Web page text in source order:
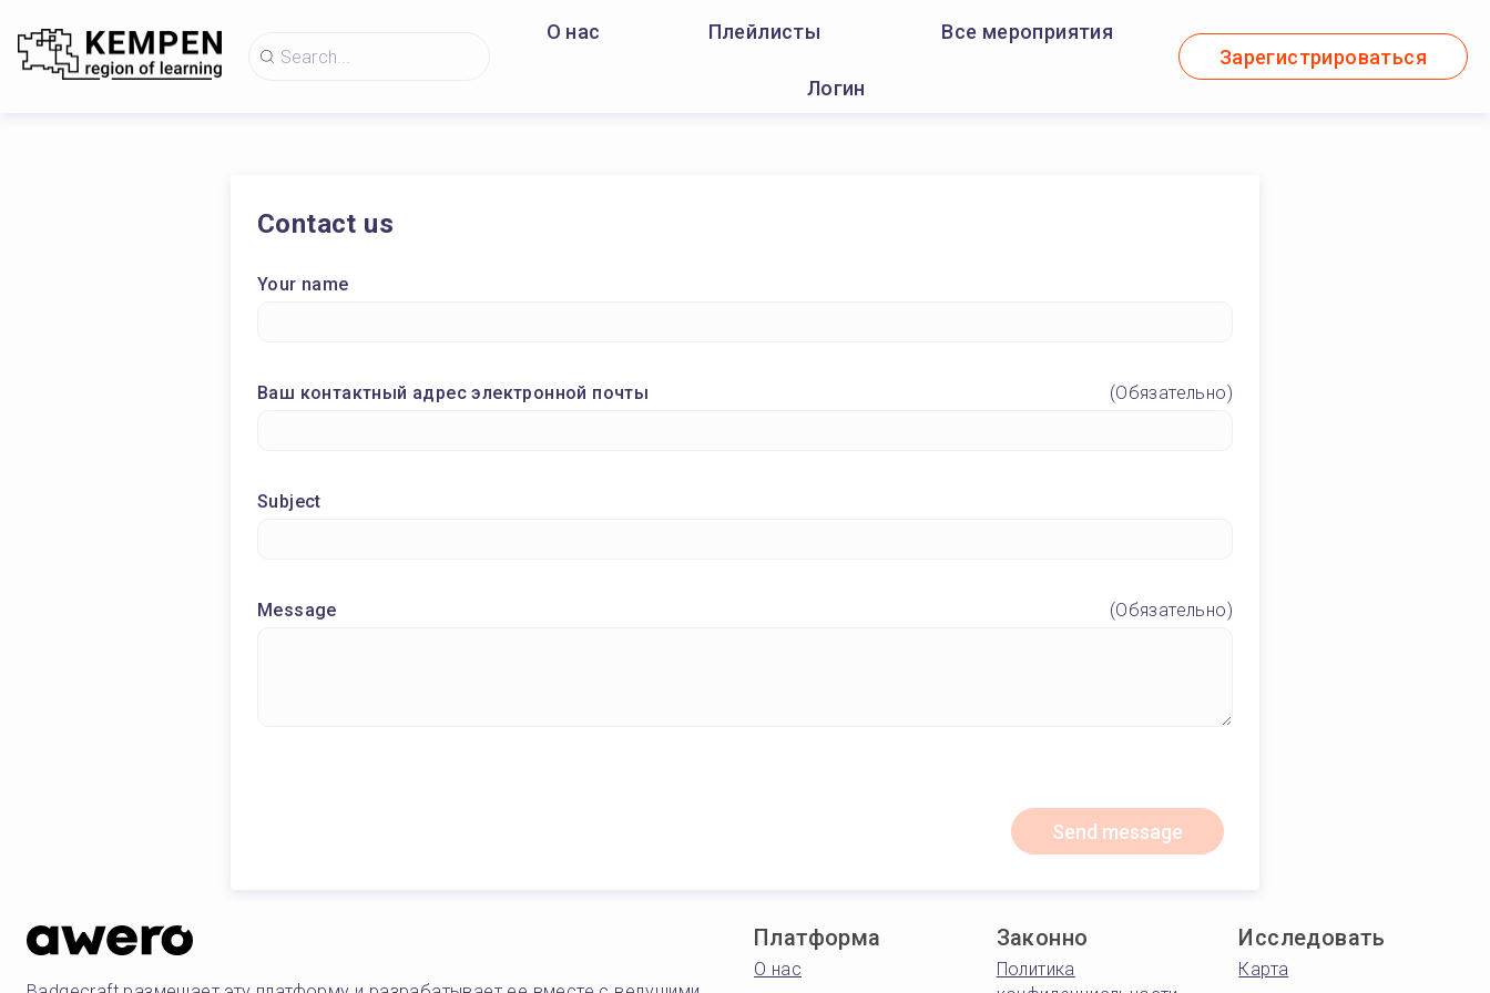
О нас Плейлисты Все мероприятия
Логин
Зарегистрироваться
Contact us
Your name
Ваш контактный адрес электронной почты (Обязательно)
Subject
Message (Обязательно)
Send message
Платформа
О нас
Законно
Политика
Исследовать
Карта